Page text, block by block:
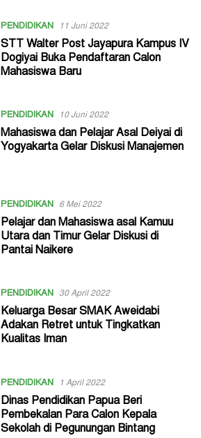
PENDIDIKAN 11 Juni 2022
STT Walter Post Jayapura Kampus IV
Dogiyai Buka Pendaftaran Calon
Mahasiswa Baru
PENDIDIKAN 10 Juni 2022
Mahasiswa dan Pelajar Asal Deiyai di
Yogyakarta Gelar Diskusi Manajemen
PENDIDIKAN 6 Mei 2022
Pelajar dan Mahasiswa asal Kamuu
Utara dan Timur Gelar Diskusi di
Pantai Naikere
PENDIDIKAN 30 April 2022
Keluarga Besar SMAK Aweidabi
Adakan Retret untuk Tingkatkan
Kualitas Iman
PENDIDIKAN 1 April 2022
Dinas Pendidikan Papua Beri
Pembekalan Para Calon Kepala
Sekolah di Pegunungan Bintang